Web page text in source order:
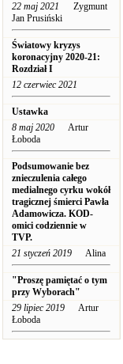
22 maj 2021 Zygmunt
Jan Prusiński
Światowy kryzys
koronacyjny 2020-21:
Rozdział I
12 czerwiec 2021
Ustawka
8 maj 2020 Artur
Łoboda
Podsumowanie bez
znieczulenia całego
medialnego cyrku wokół
tragicznej śmierci Pawła
Adamowicza. KOD-
omici codziennie w
TVP.
21 styczeń 2019 Alina
"Proszę pamiętać o tym
przy Wyborach"
29 lipiec 2019 Artur
Łoboda